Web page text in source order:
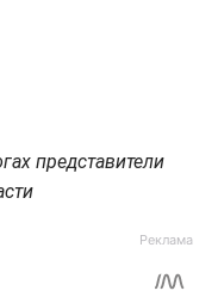
представители